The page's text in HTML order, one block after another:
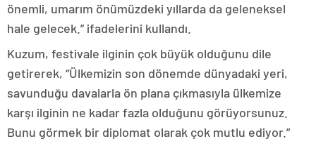
önemli, umarım önümüzdeki yıllarda da geleneksel
hale gelecek.” ifadelerini kullandı.
Kuzum, festivale ilginin çok büyük olduğunu dile
getirerek, “Ülkemizin son dönemde dünyadaki yeri,
savunduğu davalarla ön plana çıkmasıyla ülkemize
karşı ilginin ne kadar fazla olduğunu görüyorsunuz.
Bunu görmek bir diplomat olarak çok mutlu ediyor.”